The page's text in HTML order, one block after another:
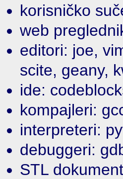
korisničko
web
editori: joe,
scite, geany,
ide:
kompajleri:
interpreteri:
debuggeri:
STL